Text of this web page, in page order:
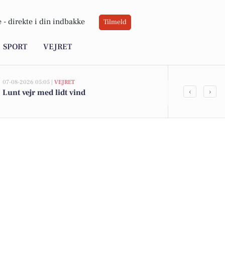
- direkte i din indbakke Tilmeld
SPORT VEJRET
07-08-2026 05:05 | VEJRET
Lunt vejr med lidt vind ‹ ›